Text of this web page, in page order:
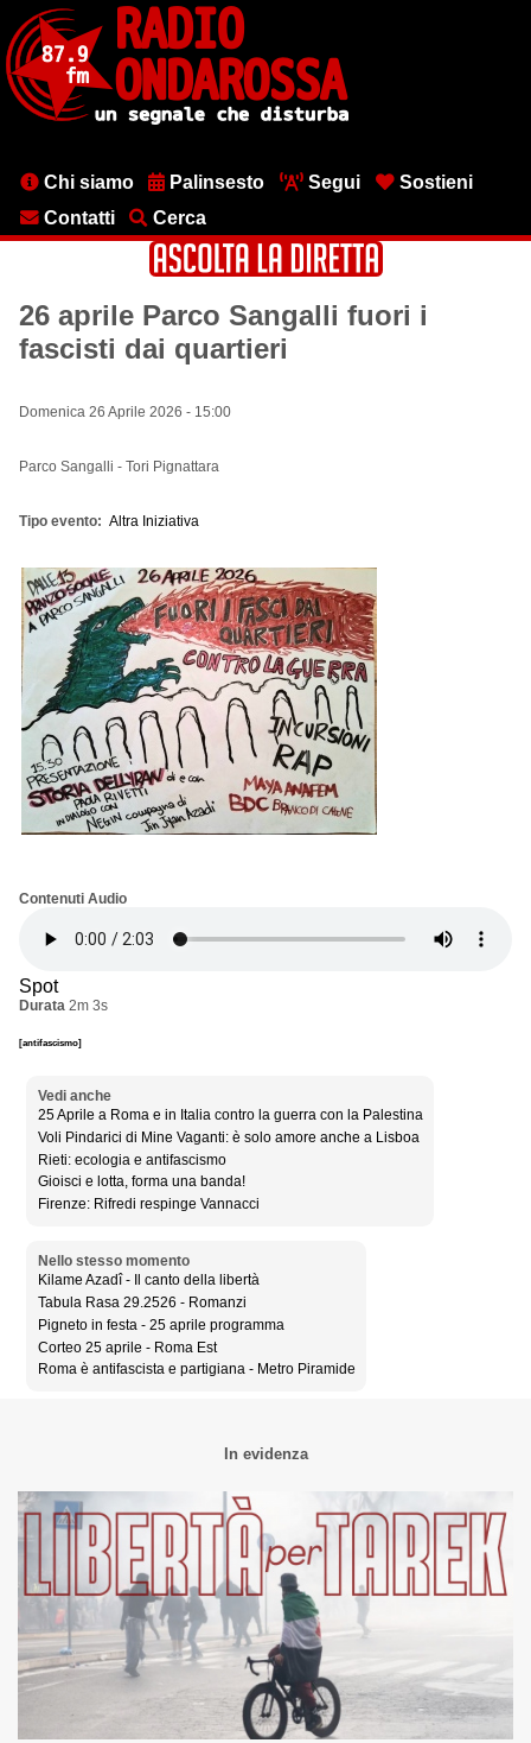
contenuto
principale
MenuChi siamo Palinsesto Segui
Sostieni
Contatti
Cerca
26 aprile Parco Sangalli fuori i
fascisti dai quartieri
Domenica 26 Aprile 2026 - 15:00
Parco Sangalli - Tori Pignattara
Tipo evento Altra Iniziativa
Contenuti Audio
Spot
Durata 2m 3s
[antifascismo]
Vedi anche
25 Aprile a Roma e in Italia contro la guerra con la Palestina
Voli Pindarici di Mine Vaganti: è solo amore anche a Lisboa
Rieti: ecologia e antifascismo
Gioisci e lotta, forma una banda!
Firenze: Rifredi respinge Vannacci
Nello stesso momento
Kilame Azadî - Il canto della libertà
Tabula Rasa 29.2526 - Romanzi
Pigneto in festa - 25 aprile programma
Corteo 25 aprile - Roma Est
Roma è antifascista e partigiana - Metro Piramide
In evidenza